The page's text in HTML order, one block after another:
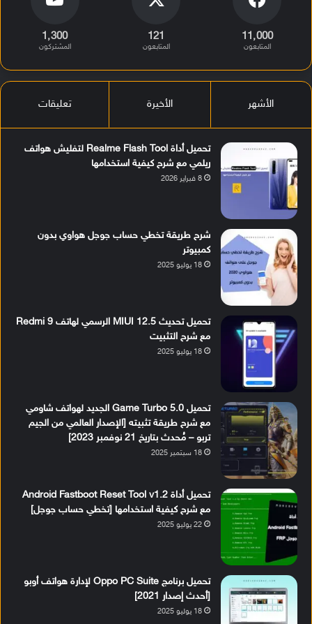
11٬000
المتابعون
121
المتابعون
1٬300
المشتركون
الأشهر الأخيرة تعليقات
تحميل أداة Realme Flash Tool لتفليش هواتف
ريلمي مع شرح كيفية استخدامها
8 فبراير 2026
شرح طريقة تخطي حساب جوجل هواوي بدون
كمبيوتر
18 يوليو 2025
تحميل تحديث MIUI 12.5 الرسمي لهاتف Redmi 9
مع شرح التثبيت
18 يوليو 2025
تحميل Game Turbo 5.0 الجديد لهواتف شاومي
مع شرح طريقة تثبيته [الإصدار العالمي من الجيم
تربو – مُحدث بتاريخ 21 نوفمبر 2023]
18 سبتمبر 2025
تحميل أداة Android Fastboot Reset Tool v1.2
مع شرح كيفية استخدامها [تخطي حساب جوجل]
22 يوليو 2025
تحميل برنامج Oppo PC Suite لإدارة هواتف أوبو
[أحدث إصدار 2021]
18 يوليو 2025